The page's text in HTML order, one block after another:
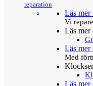
reparation
Läs mer
Vi
Läs mer
Läs mer
Med
Läs